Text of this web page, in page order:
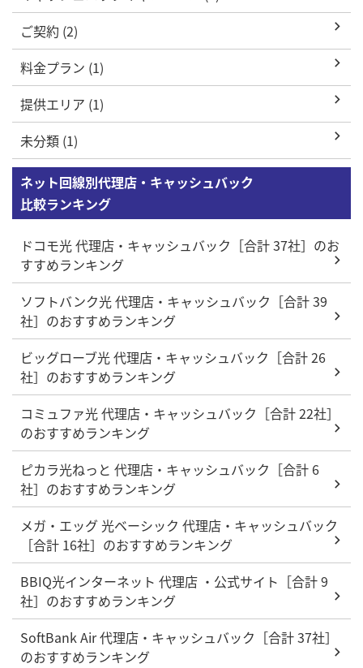
ご契約 (2)
料金プラン (1)
提供エリア (1)
未分類 (1)
ネット回線別代理店・キャッシュバック
比較ランキング
ドコモ光 代理店・キャッシュバック［合計 37社］のお
すすめランキング
ソフトバンク光 代理店・キャッシュバック［合計 39
社］のおすすめランキング
ビッグローブ光 代理店・キャッシュバック［合計 26
社］のおすすめランキング
コミュファ光 代理店・キャッシュバック［合計 22社］
のおすすめランキング
ピカラ光ねっと 代理店・キャッシュバック［合計 6
社］のおすすめランキング
メガ・エッグ 光ベーシック 代理店・キャッシュバック
［合計 16社］のおすすめランキング
BBIQ光インターネット 代理店 ・公式サイト［合計 9
社］のおすすめランキング
SoftBank Air 代理店・キャッシュバック［合計 37社］
のおすすめランキング